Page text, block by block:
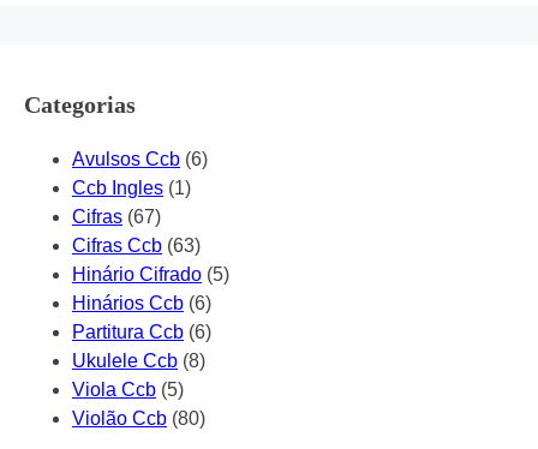
Categorias
Avulsos Ccb (6)
Ccb Ingles (1)
Cifras (67)
Cifras Ccb (63)
Hinário Cifrado (5)
Hinários Ccb (6)
Partitura Ccb (6)
Ukulele Ccb (8)
Viola Ccb (5)
Violão Ccb (80)